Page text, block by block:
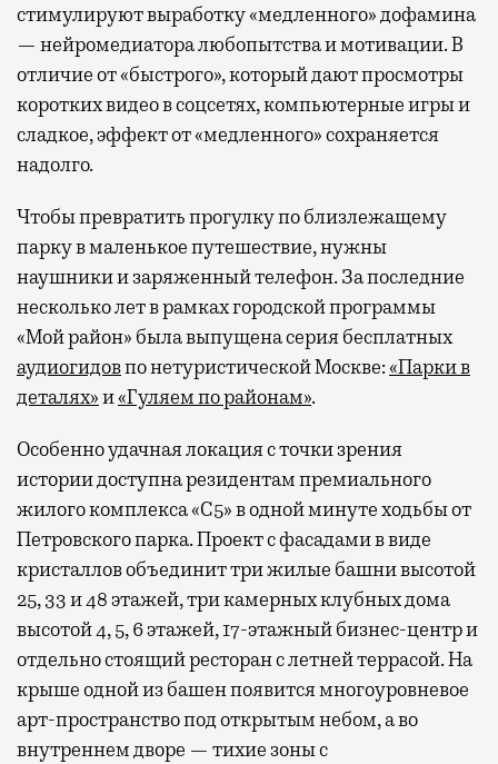
стимулируют выработку «медленного» дофамина
— нейромедиатора любопытства и мотивации. В
отличие от «быстрого», который дают просмотры
коротких видео в соцсетях, компьютерные игры и
сладкое, эффект от «медленного» сохраняется
надолго.
Чтобы превратить прогулку по близлежащему
парку в маленькое путешествие, нужны
наушники и заряженный телефон. За последние
несколько лет в рамках городской программы
«Мой район» была выпущена серия бесплатных
аудиогидовпо нетуристической Москве:«Парки в
деталях»и«Гуляем по районам».
Особенно удачная локация с точки зрения
истории доступна резидентам премиального
жилого комплекса «С5»в одной минуте ходьбы от
Петровского парка. Проект с фасадами в виде
кристаллов объединит три жилые башни высотой
25, 33 и 48 этажей, три камерных клубных дома
высотой 4, 5, 6 этажей, 17-этажный бизнес-центр и
отдельно стоящий ресторан с летней террасой. На
крыше одной из башен появится многоуровневое
арт-пространство под открытым небом, а во
внутреннем дворе — тихие зоны с